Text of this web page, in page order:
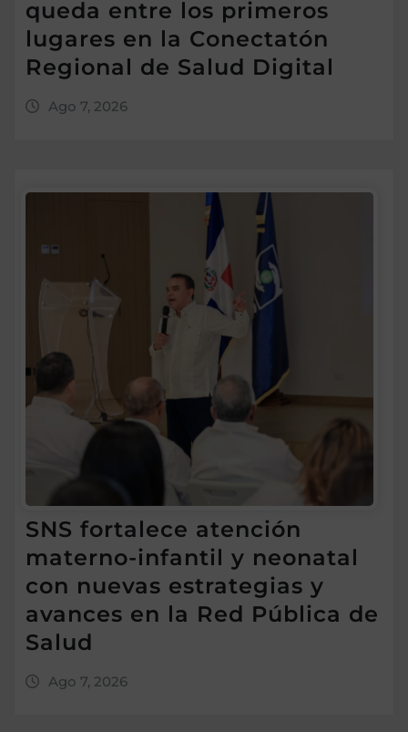
queda entre los primeros
lugares en la Conectatón
Regional de Salud Digital
Ago 7, 2026
SNS fortalece atención
materno-infantil y neonatal
con nuevas estrategias y
avances en la Red Pública de
Salud
Ago 7, 2026